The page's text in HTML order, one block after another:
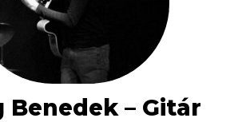
Benedek – Gitár